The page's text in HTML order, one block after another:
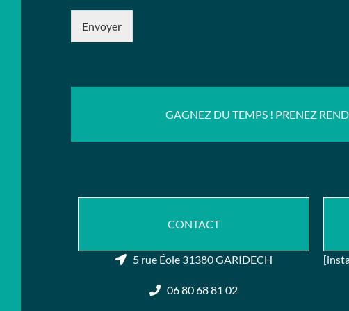
Envoyer
GAGNEZ DU TEMPS ! PRENEZ
CONTACT
5 rue Éole 31380 GARIDECH
06 80 68 81 02